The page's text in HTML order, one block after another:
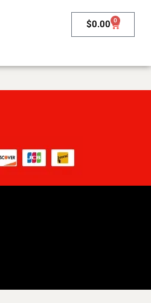
$0.00 0